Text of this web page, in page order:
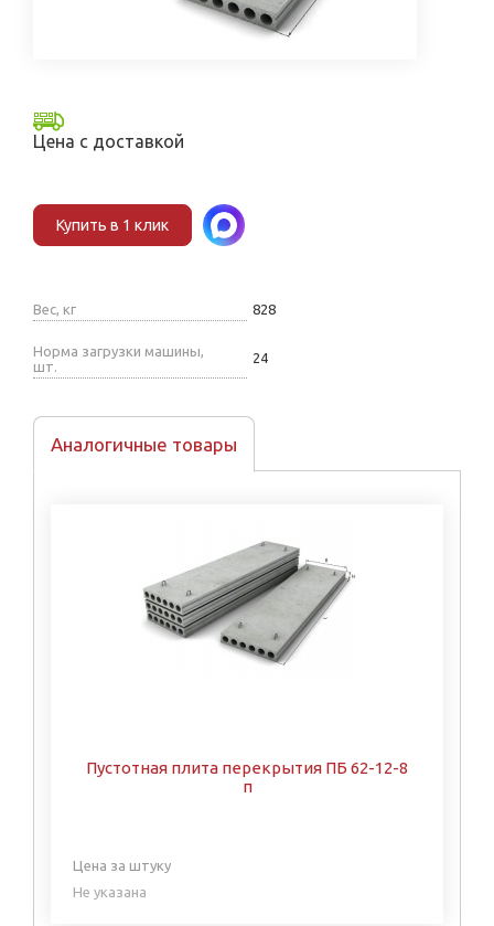
Цена с доставкой
Купить в 1 клик
Вес, кг 828
Норма загрузки машины,
шт.
24
Аналогичные товары
Пустотная плита перекрытия ПБ 62-12-8
п
Цена за штуку
Не указана